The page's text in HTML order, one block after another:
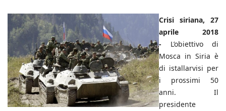
Crisi siriana, 27
aprile 2018
- L’obiettivo di
Mosca in Siria è
di istallarvisi per
i prossimi 50
anni. Il
presidente